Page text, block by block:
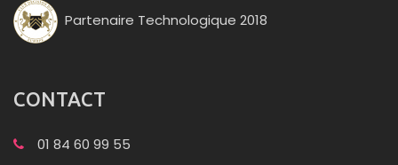
Partenaire Technologique 2018
CONTACT
01 84 60 99 55